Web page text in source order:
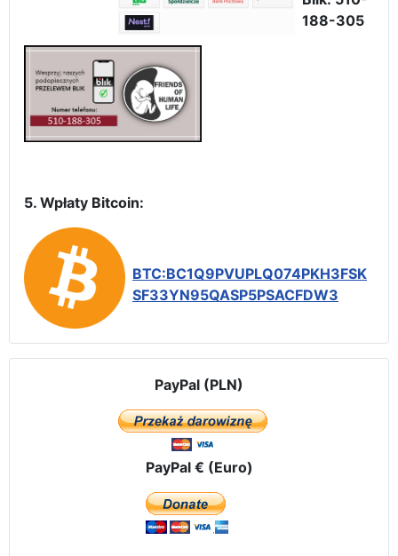
188-305
5. Wpłaty Bitcoin:
BTC:BC1Q9PVUPLQ074PKH3FSK
SF33YN95QASP5PSACFDW3
PayPal (PLN)
PayPal € (Euro)